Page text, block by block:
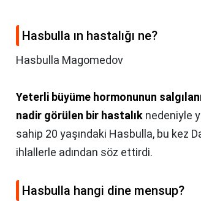
Hasbulla ın hastalığı ne?
Hasbulla Magomedov
Yeterli büyüme hormonunun
nadir görülen bir hastalık nedeniyle
sahip 20 yaşındaki Hasbulla, bu kez
ihlallerle adından söz ettirdi.
Hasbulla hangi dine mensup?